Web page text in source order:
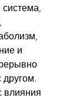
и
другом.
влияния